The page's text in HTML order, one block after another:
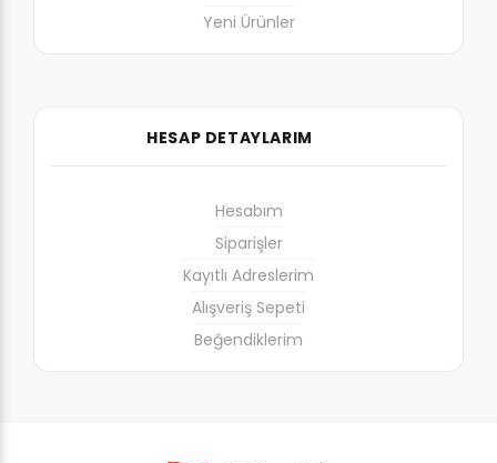
Yeni Ürünler
HESAP DETAYLARIM
Hesabım
Siparişler
Kayıtlı Adreslerim
Alışveriş Sepeti
Beğendiklerim